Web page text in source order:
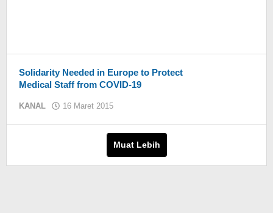
Solidarity Needed in Europe to Protect
Medical Staff from COVID-19
KANAL 16 Maret 2015
Muat Lebih